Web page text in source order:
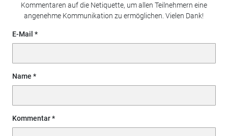
Kommentaren auf die Netiquette, um allen Teilnehmern eine
angenehme Kommunikation zu ermöglichen. Vielen Dank!
E-Mail
Name
Kommentar